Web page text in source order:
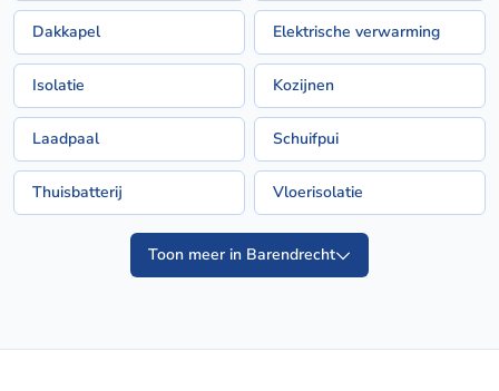
Dakkapel Elektrische verwarming
Isolatie Kozijnen
Laadpaal Schuifpui
Thuisbatterij Vloerisolatie
Toon meer in Barendrecht